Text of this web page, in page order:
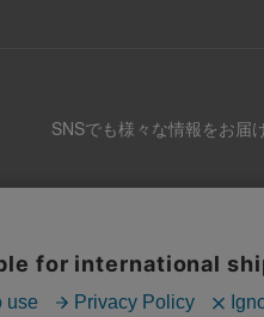
SNSでも様々な情報をお届
特定